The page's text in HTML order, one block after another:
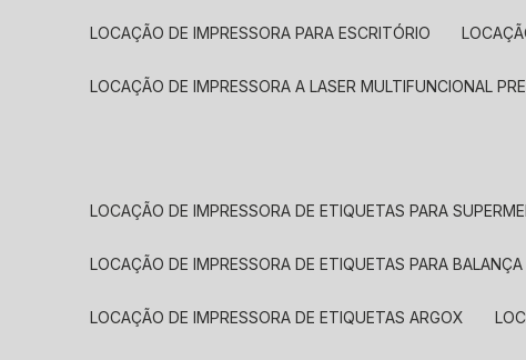
LOCAÇÃO DE IMPRESSORA PARA ESCRITÓRIO
LOCAÇÃO DE IMPRESSORA A LASER MULTIFUNCIONAL
LOCAÇÃO DE IMPRESSORA DE ETIQUETAS PARA
LOCAÇÃO DE IMPRESSORA DE ETIQUETAS PARA BALANÇA
LOCAÇÃO DE IMPRESSORA DE ETIQUETAS ARGOX